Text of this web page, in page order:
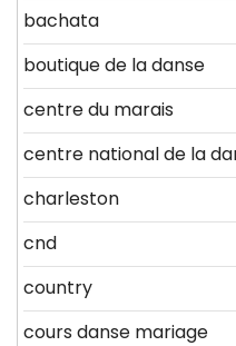
bachata
boutique de la danse
centre du marais
centre national de la
charleston
cnd
country
cours danse mariage